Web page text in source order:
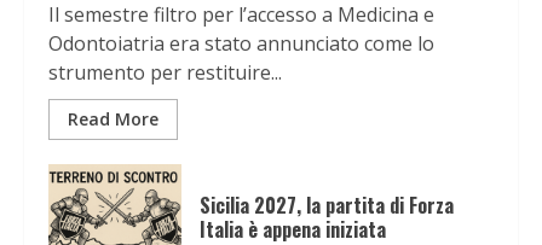
Il semestre filtro per l’accesso a Medicina e
Odontoiatria era stato annunciato come lo
strumento per restituire...
Read More
Sicilia 2027, la partita di Forza
Italia è appena iniziata